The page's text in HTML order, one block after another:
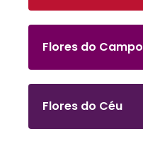
Flores do Campo
Flores do Céu